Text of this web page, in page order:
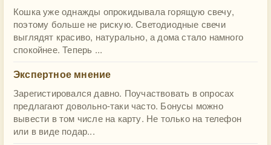
Кошка уже однажды опрокидывала горящую свечу,
поэтому больше не рискую. Светодиодные свечи
выглядят красиво, натурально, а дома стало намного
спокойнее. Теперь ...
Экспертное мнение
Зарегистировался давно. Поучаствовать в опросах
предлагают довольно-таки часто. Бонусы можно
вывести в том числе на карту. Не только на телефон
или в виде подар...